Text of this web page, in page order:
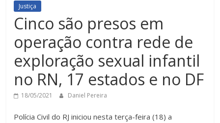
Justiça
Cinco são presos em
operação contra rede de
exploração sexual infantil
no RN, 17 estados e no DF
18/05/2021 Daniel Pereira
Polícia Civil do RJ iniciou nesta terça-feira (18) a